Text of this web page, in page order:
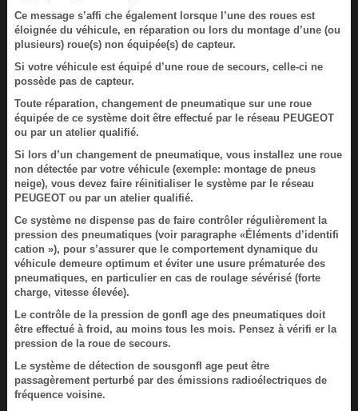
Ce message s’affi che également lorsque l’une des roues est
éloignée du véhicule, en réparation ou lors du montage d’une (ou
plusieurs) roue(s) non équipée(s) de capteur.
Si votre véhicule est équipé d’une roue de secours, celle-ci ne
possède pas de capteur.
Toute réparation, changement de pneumatique sur une roue
équipée de ce système doit être effectué par le réseau PEUGEOT
ou par un atelier qualifié.
Si lors d’un changement de pneumatique, vous installez une roue
non détectée par votre véhicule (exemple: montage de pneus
neige), vous devez faire réinitialiser le système par le réseau
PEUGEOT ou par un atelier qualifié.
Ce système ne dispense pas de faire contrôler régulièrement la
pression des pneumatiques (voir paragraphe «Éléments d’identifi
cation »), pour s’assurer que le comportement dynamique du
véhicule demeure optimum et éviter une usure prématurée des
pneumatiques, en particulier en cas de roulage sévérisé (forte
charge, vitesse élevée).
Le contrôle de la pression de gonfl age des pneumatiques doit
être effectué à froid, au moins tous les mois. Pensez à vérifi er la
pression de la roue de secours.
Le système de détection de sousgonfl age peut être
passagèrement perturbé par des émissions radioélectriques de
fréquence voisine.